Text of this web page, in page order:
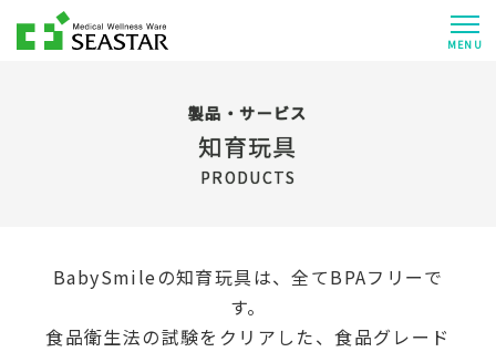
MENU
製品・サービス
知育玩具
PRODUCTS
BabySmileの知育玩具は、全てBPAフリーで
す。
食品衛生法の試験をクリアした、食品グレード